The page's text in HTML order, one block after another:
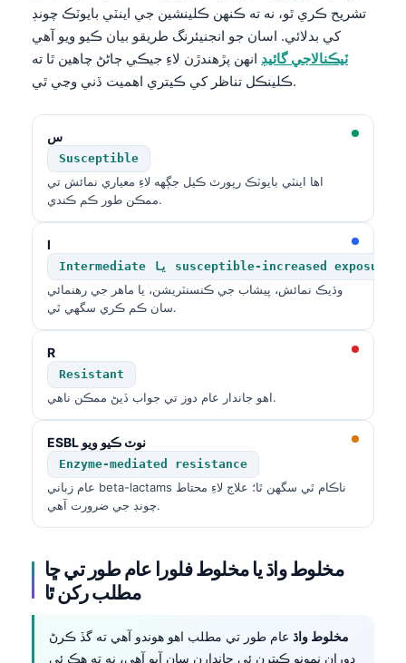
تشريح ڪري ٿو، نه ته ڪنهن ڪلينشين جي اينٽي بايوٽڪ چونڊ
کي بدلائي. اسان جو انجنيئرنگ طريقو بيان ڪيو ويو آهي
ٽيڪنالاجي گائيڊ انهن پڙهندڙن لاءِ جيڪي ڄاڻڻ چاهين ٿا ته
ڪلينڪل تناظر کي ڪيتري اهميت ڏني وڃي ٿي.
س
Susceptible
اها اينٽي بايوٽڪ رپورٽ ڪيل جڳهه لاءِ معياري نمائش تي
ممڪن طور ڪم ڪندي.
I
Intermediate يا susceptible-increased exposure
وڌيڪ نمائش، پيشاب جي ڪنسنٽريشن، يا ماهر جي رهنمائي
سان ڪم ڪري سگهي ٿي.
R
Resistant
اهو جاندار عام دوز تي جواب ڏيڻ ممڪن ناهي.
ESBL نوٽ ڪيو ويو
Enzyme-mediated resistance
عام زباني beta-lactams ناڪام ٿي سگهن ٿا؛ علاج لاءِ محتاط
چونڊ جي ضرورت آهي.
مخلوط واڌ يا مخلوط فلورا عام طور تي ڇا
مطلب رکن ٿا
مخلوط واڌ عام طور تي مطلب اهو هوندو آهي ته گڏ ڪرڻ
دوران نمونو ڪيترن ئي جاندارن سان آيو آهي، نه ته هڪ ئي